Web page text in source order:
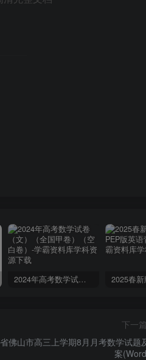
2024年高考数学试卷（文）（全国甲卷）（空白卷）
下一篇
佛山市高三上学期8月月考数学试题
案